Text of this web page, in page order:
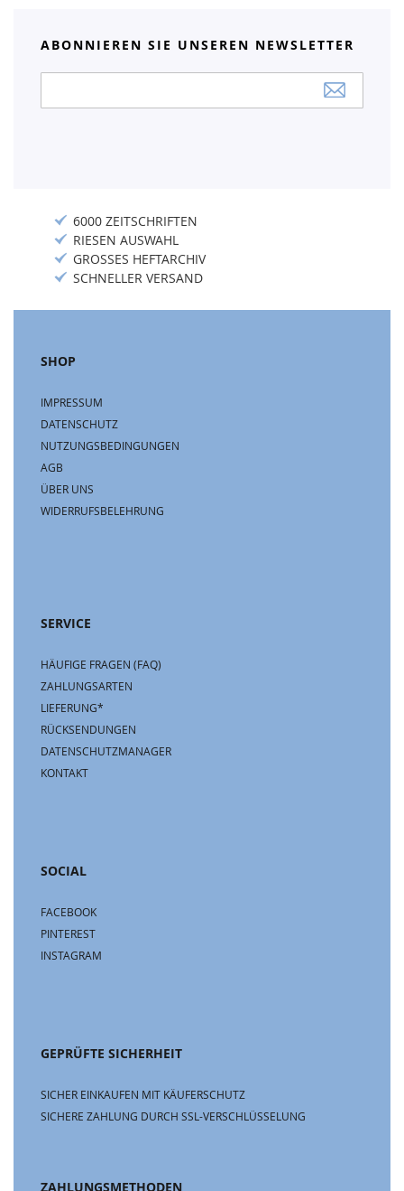
ABONNIEREN SIE UNSEREN NEWSLETTER
Newsletter:
6000 ZEITSCHRIFTEN
RIESEN AUSWAHL
GROSSES HEFTARCHIV
SCHNELLER VERSAND
SHOP
IMPRESSUM
DATENSCHUTZ
NUTZUNGSBEDINGUNGEN
AGB
ÜBER UNS
WIDERRUFSBELEHRUNG
SERVICE
HÄUFIGE FRAGEN (FAQ)
ZAHLUNGSARTEN
LIEFERUNG*
RÜCKSENDUNGEN
DATENSCHUTZMANAGER
KONTAKT
SOCIAL
FACEBOOK
PINTEREST
INSTAGRAM
GEPRÜFTE SICHERHEIT
SICHER EINKAUFEN MIT KÄUFERSCHUTZ
SICHERE ZAHLUNG DURCH SSL-VERSCHLÜSSELUNG